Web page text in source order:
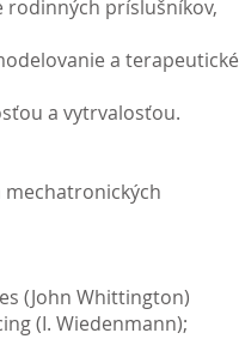
rodinných príslušníkov,
a terapeutické
a vytrvalosťou.
mechatronických
(John Whittington)
(I. Wiedenmann);